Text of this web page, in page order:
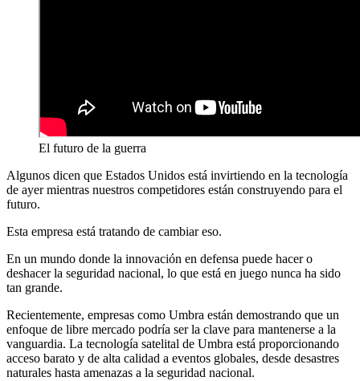
El futuro de la guerra
Algunos dicen que Estados Unidos está invirtiendo en la tecnología
de ayer mientras nuestros competidores están construyendo para el
futuro.
Esta empresa está tratando de cambiar eso.
En un mundo donde la innovación en defensa puede hacer o
deshacer la seguridad nacional, lo que está en juego nunca ha sido
tan grande.
Recientemente, empresas como Umbra están demostrando que un
enfoque de libre mercado podría ser la clave para mantenerse a la
vanguardia. La tecnología satelital de Umbra está proporcionando
acceso barato y de alta calidad a eventos globales, desde desastres
naturales hasta amenazas a la seguridad nacional.